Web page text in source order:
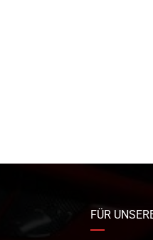
FÜR